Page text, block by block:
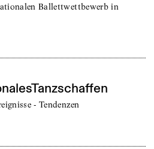
Ballettwettbewerb in
- Tendenzen